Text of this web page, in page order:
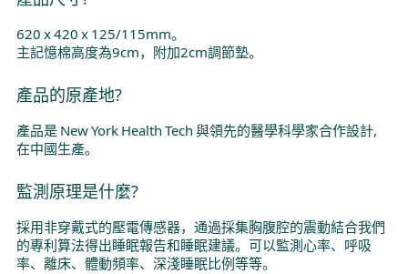
620 x 420 x 125/115mm。
主記憶棉高度為9cm，附加2cm調節墊。
產品的原產地?
產品是 New York Health Tech 與領先的醫學科學家合作設計,
在中國生產。
監測原理是什麼?
採用非穿戴式的壓電傳感器，通過採集胸腹腔的震動結合我們
的專利算法得出睡眠報告和睡眠建議。可以監測心率、呼吸
率、離床、體動頻率、深淺睡眠比例等等。